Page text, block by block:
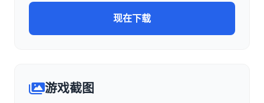
现在下载
游戏截图